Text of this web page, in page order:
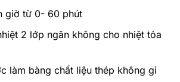
giờ từ 0- 60 phút
2 lớp ngăn không cho nhiệt tỏa
làm bàng chất liệu thép không gỉ